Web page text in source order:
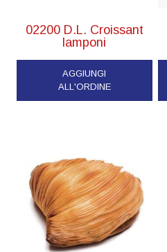
02200 D.L. Croissant
lamponi
AGGIUNGI
ALL'ORDINE